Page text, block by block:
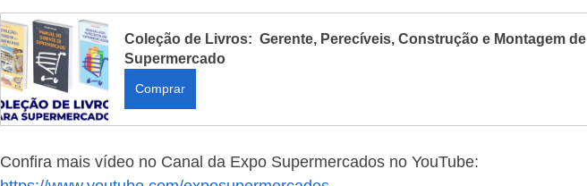
Coleção de Livros:  Gerente, Perecíveis, Construção e Montagem de
Supermercado
Comprar
Confira mais vídeo no Canal da Expo Supermercados no YouTube: